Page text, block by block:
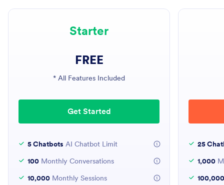
Starter
FREE
* All Features Included
Get Started
5 Chatbots AI Chatbot Limit
100 Monthly Conversations
10,000 Monthly Sessions
25
1,000
100,000